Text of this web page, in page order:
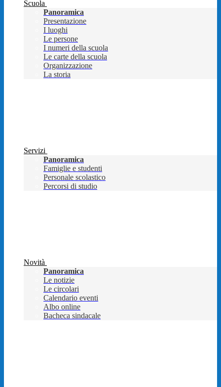
Scuola
Panoramica
Presentazione
I luoghi
Le persone
I numeri della scuola
Le carte della scuola
Organizzazione
La storia
Servizi
Panoramica
Famiglie e studenti
Personale scolastico
Percorsi di studio
Novità
Panoramica
Le notizie
Le circolari
Calendario eventi
Albo online
Bacheca sindacale